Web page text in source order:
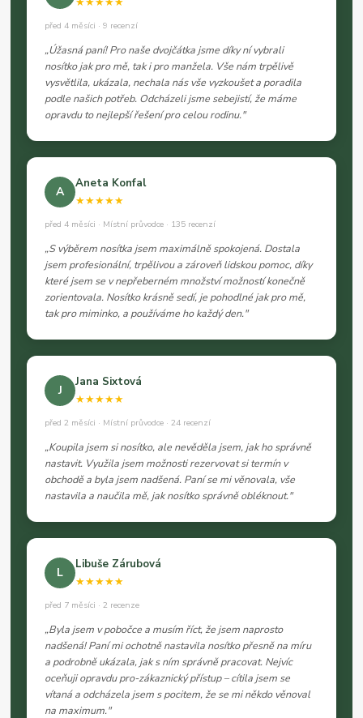
před 4 měsíci · 9 recenzí
„Úžasná paní! Pro naše dvojčátka jsme díky ní vybrali
nosítko jak pro mě, tak i pro manžela. Vše nám trpělivě
vysvětlila, ukázala, nechala nás vše vyzkoušet a poradila
podle našich potřeb. Odcházeli jsme sebejistí, že máme
opravdu to nejlepší řešení pro celou rodinu."
A
Aneta Konfal
★★★★★
před 4 měsíci · Místní průvodce · 135 recenzí
„S výběrem nosítka jsem maximálně spokojená. Dostala
jsem profesionální, trpělivou a zároveň lidskou pomoc, díky
které jsem se v nepřeberném množství možností konečně
zorientovala. Nosítko krásně sedí, je pohodlné jak pro mě,
tak pro miminko, a používáme ho každý den."
J
Jana Sixtová
★★★★★
před 2 měsíci · Místní průvodce · 24 recenzí
„Koupila jsem si nosítko, ale nevěděla jsem, jak ho správně
nastavit. Využila jsem možnosti rezervovat si termín v
obchodě a byla jsem nadšená. Paní se mi věnovala, vše
nastavila a naučila mě, jak nosítko správně obléknout."
L
Libuše Zárubová
★★★★★
před 7 měsíci · 2 recenze
„Byla jsem v pobočce a musím říct, že jsem naprosto
nadšená! Paní mi ochotně nastavila nosítko přesně na míru
a podrobně ukázala, jak s ním správně pracovat. Nejvíc
oceňuji opravdu pro-zákaznický přístup – cítila jsem se
vítaná a odcházela jsem s pocitem, že se mi někdo věnoval
na maximum."